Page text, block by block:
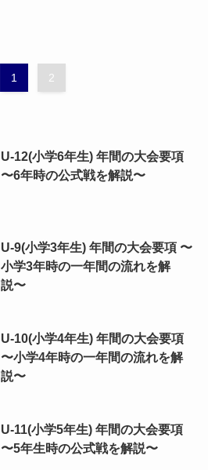
1 2
U-12(小学6年生) 年間の大会要項
〜6年時の公式戦を解説〜
U-9(小学3年生) 年間の大会要項 〜
小学3年時の一年間の流れを解
説〜
U-10(小学4年生) 年間の大会要項
〜小学4年時の一年間の流れを解
説〜
U-11(小学5年生) 年間の大会要項
〜5年生時の公式戦を解説〜